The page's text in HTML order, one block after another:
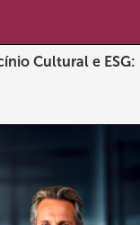
Cultural e